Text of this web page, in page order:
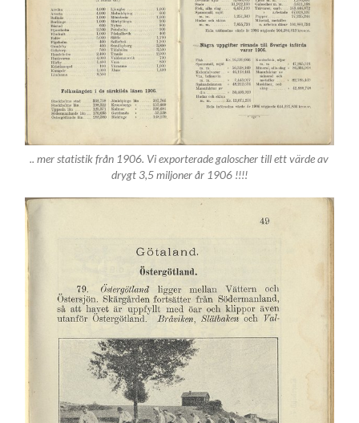
.. mer statistik från 1906. Vi exporterade galoscher till ett värde av
drygt 3,5 miljoner år 1906 !!!!